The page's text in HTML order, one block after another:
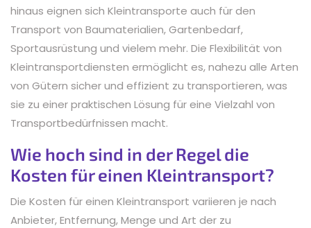
hinaus eignen sich Kleintransporte auch für den
Transport von Baumaterialien, Gartenbedarf,
Sportausrüstung und vielem mehr. Die Flexibilität von
Kleintransportdiensten ermöglicht es, nahezu alle Arten
von Gütern sicher und effizient zu transportieren, was
sie zu einer praktischen Lösung für eine Vielzahl von
Transportbedürfnissen macht.
Wie hoch sind in der Regel die
Kosten für einen Kleintransport?
Die Kosten für einen Kleintransport variieren je nach
Anbieter, Entfernung, Menge und Art der zu